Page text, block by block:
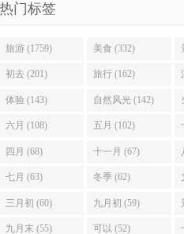
热门标签
旅游 (1759) 美食 (332)
初去 (201) 旅行 (162)
体验 (143) 自然风光 (142)
六月 (108) 五月 (102)
四月 (68) 十一月 (67)
七月 (63) 冬季 (62)
三月初 (60) 九月初 (59)
九月末 (55) 可以 (52)